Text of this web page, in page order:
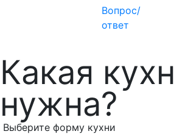
Вопрос/
ответ
Какая
нужна?
Выберите форму кухни